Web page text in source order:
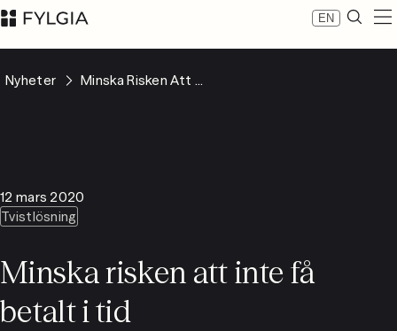
EN
Medarbetare
Besöksadress: Nybrogatan 11, Stockholm
inbox@fylgia.se
LinkedIn
Kontakta oss
Nyheter Minska Risken Att ...
12 mars 2020
Tvistlösning
Minska risken att inte få
betalt i tid